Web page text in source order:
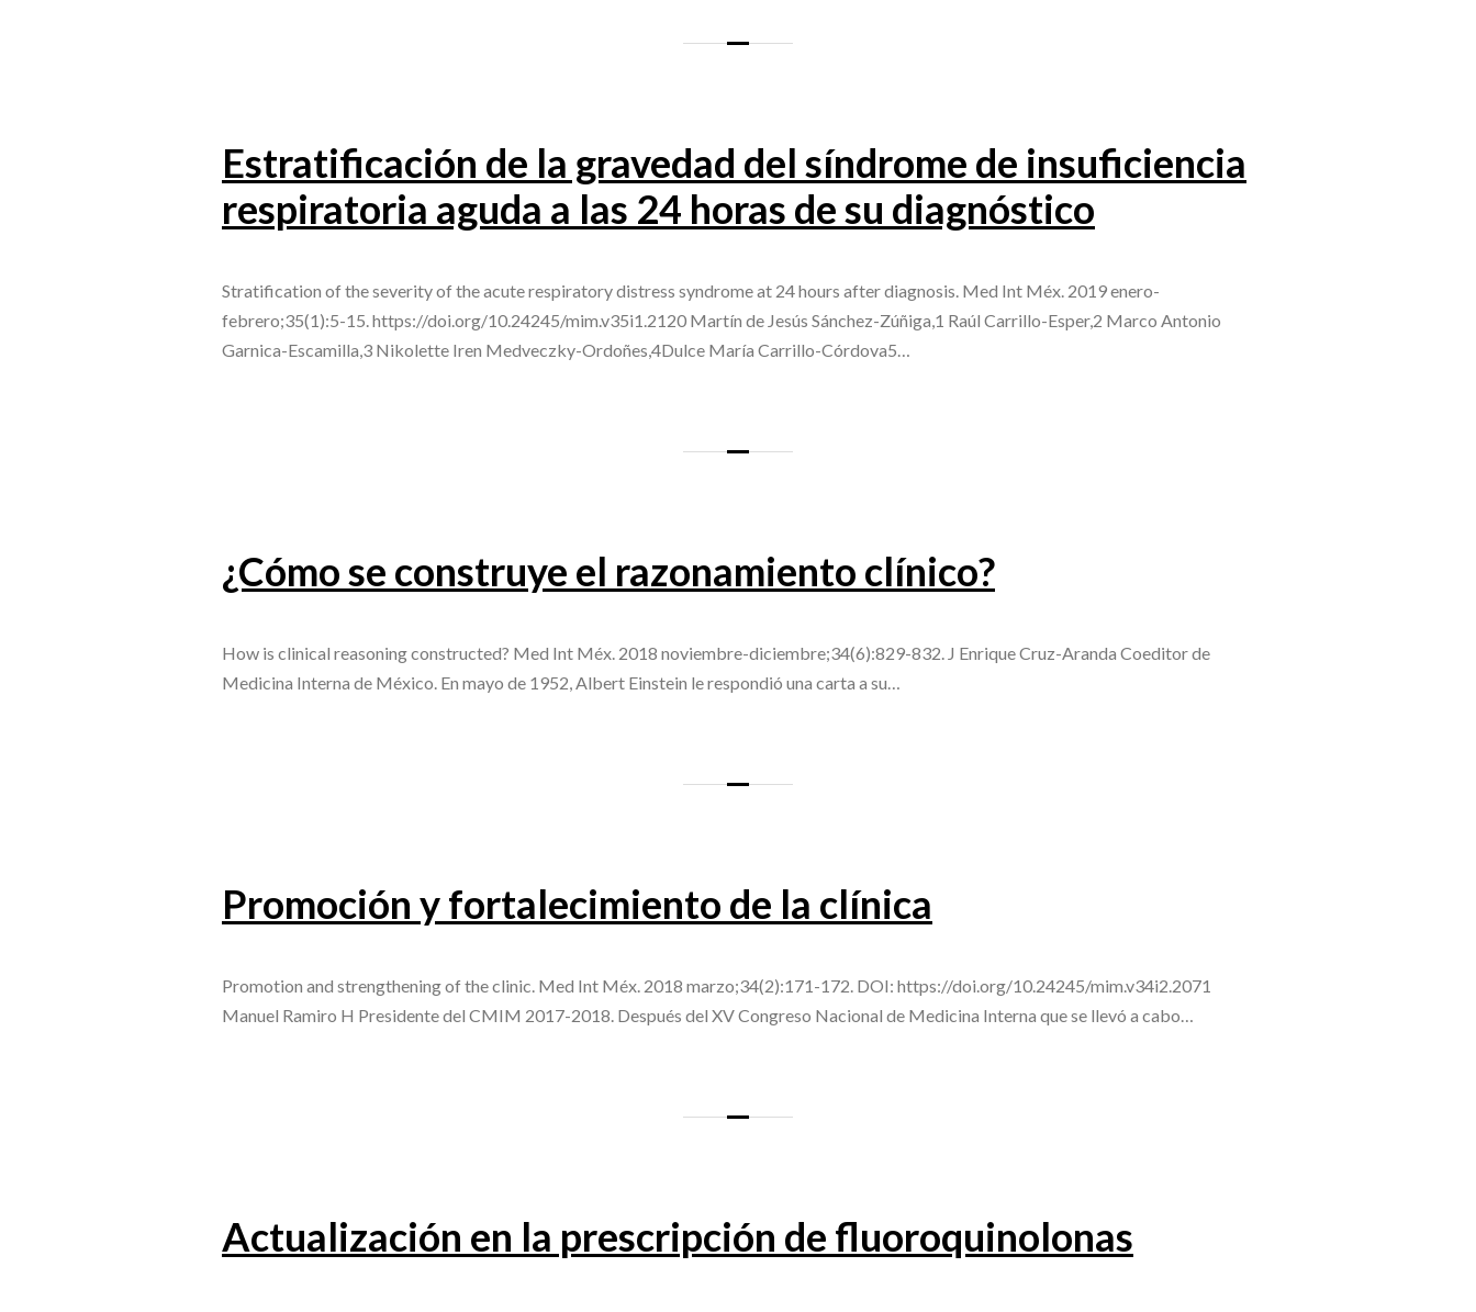
Estratificación de la gravedad del síndrome de insuficiencia
respiratoria aguda a las 24 horas de su diagnóstico
Stratification of the severity of the acute respiratory distress syndrome at 24 hours after diagnosis. Med Int Méx. 2019 enero-
febrero;35(1):5-15. https://doi.org/10.24245/mim.v35i1.2120 Martín de Jesús Sánchez-Zúñiga,1 Raúl Carrillo-Esper,2 Marco Antonio
Garnica-Escamilla,3 Nikolette Iren Medveczky-Ordoñes,4Dulce María Carrillo-Córdova5…
¿Cómo se construye el razonamiento clínico?
How is clinical reasoning constructed? Med Int Méx. 2018 noviembre-diciembre;34(6):829-832. J Enrique Cruz-Aranda Coeditor de
Medicina Interna de México. En mayo de 1952, Albert Einstein le respondió una carta a su…
Promoción y fortalecimiento de la clínica
Promotion and strengthening of the clinic. Med Int Méx. 2018 marzo;34(2):171-172. DOI: https://doi.org/10.24245/mim.v34i2.2071
Manuel Ramiro H Presidente del CMIM 2017-2018. Después del XV Congreso Nacional de Medicina Interna que se llevó a cabo…
Actualización en la prescripción de fluoroquinolonas